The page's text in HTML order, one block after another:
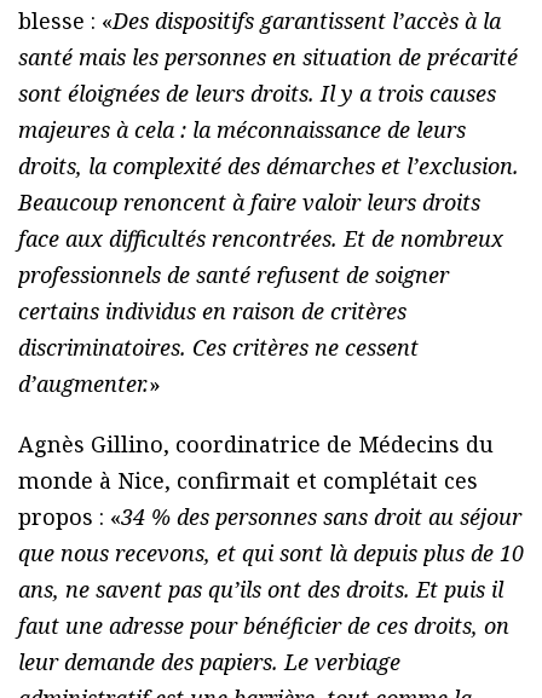
blesse : «Des dispositifs garantissent l’accès à la
santé mais les personnes en situation de précarité
sont éloignées de leurs droits. Il y a trois causes
majeures à cela : la méconnaissance de leurs
droits, la complexité des démarches et l’exclusion.
Beaucoup renoncent à faire valoir leurs droits
face aux difficultés rencontrées. Et de nombreux
professionnels de santé refusent de soigner
certains individus en raison de critères
discriminatoires. Ces critères ne cessent
d’augmenter.»
Agnès Gillino, coordinatrice de Médecins du
monde à Nice, confirmait et complétait ces
propos : «34 % des personnes sans droit au séjour
que nous recevons, et qui sont là depuis plus de 10
ans, ne savent pas qu’ils ont des droits. Et puis il
faut une adresse pour bénéficier de ces droits, on
leur demande des papiers. Le verbiage